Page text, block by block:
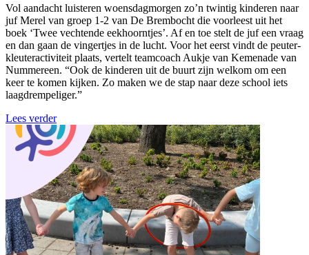
Vol aandacht luisteren woensdagmorgen zo’n twintig kinderen naar
juf Merel van groep 1-2 van De Brembocht die voorleest uit het
boek ‘Twee vechtende eekhoorntjes’. Af en toe stelt de juf een vraag
en dan gaan de vingertjes in de lucht. Voor het eerst vindt de peuter-
kleuteractiviteit plaats, vertelt teamcoach Aukje van Kemenade van
Nummereen. “Ook de kinderen uit de buurt zijn welkom om een
keer te komen kijken. Zo maken we de stap naar deze school iets
laagdrempeliger.”
Lees verder